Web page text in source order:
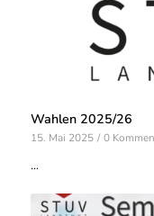
Wahlen 2025/26
15. Mai 2025 / 0
…